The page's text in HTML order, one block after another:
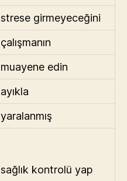
strese girmeyeceğini
çalışmanın
muayene edin
ayıkla
yaralanmış
sağlık kontrolü yap